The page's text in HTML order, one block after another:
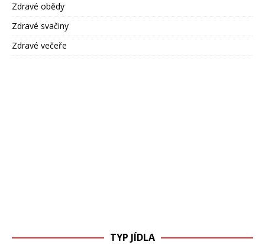
Zdravé obědy
Zdravé svačiny
Zdravé večeře
TYP JÍDLA